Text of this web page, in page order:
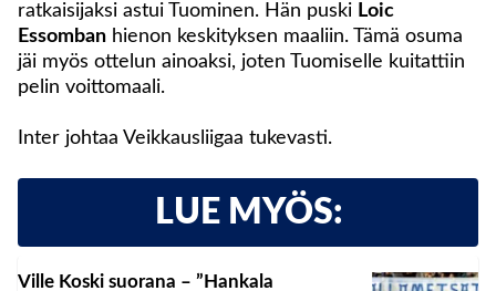
ratkaisijaksi astui Tuominen. Hän puski Loic
Essomban hienon keskityksen maaliin. Tämä osuma
jäi myös ottelun ainoaksi, joten Tuomiselle kuitattiin
pelin voittomaali.
Inter johtaa Veikkausliigaa tukevasti.
LUE MYÖS:
Ville Koski suorana – ”Hankala